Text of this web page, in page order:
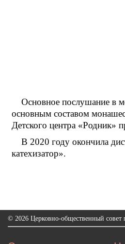
Основное послушание в
основным составом
Детского центра «Родник»
В 2020 году окончила
катехизатор».
© 2026 Церковно-общественный совет